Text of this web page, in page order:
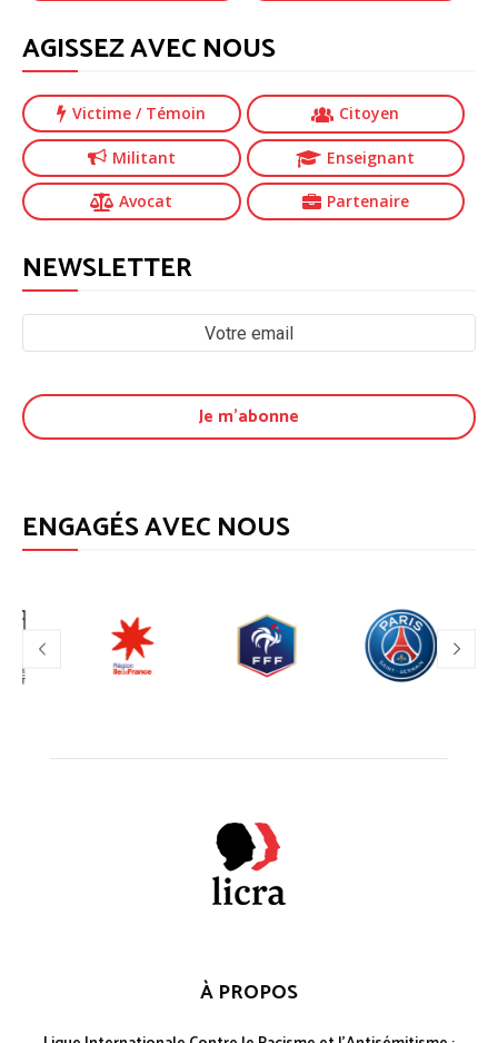
AGISSEZ AVEC NOUS
Victime/ Témoin Citoyen
Militant Enseignant
Avocat Partenaire
NEWSLETTER
ENGAGÉS AVEC NOUS
À PROPOS